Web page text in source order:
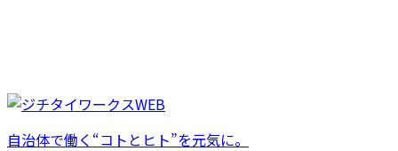
自治体で働く“コトとヒト”を元気に。